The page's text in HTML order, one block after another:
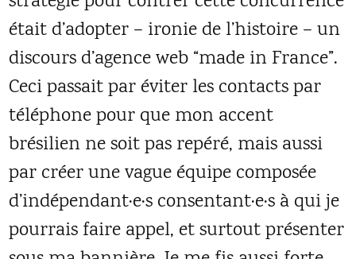
était d’adopter – ironie de l’histoire – un
discours d’agence web “made in France”.
Ceci passait par éviter les contacts par
téléphone pour que mon accent
brésilien ne soit pas repéré, mais aussi
par créer une vague équipe composée
d’indépendant·e·s consentant·e·s à qui je
pourrais faire appel, et surtout présenter